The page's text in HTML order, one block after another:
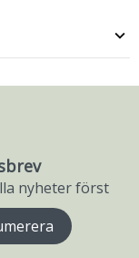
nyheter först